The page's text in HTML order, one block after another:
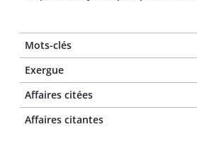
Mots-clés
Exergue
Affaires citées
Affaires citantes